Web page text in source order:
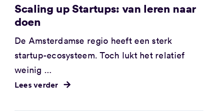
Scaling up Startups: van leren naar
doen
De Amsterdamse regio heeft een sterk
startup-ecosysteem. Toch lukt het relatief
weinig ...
Lees verder